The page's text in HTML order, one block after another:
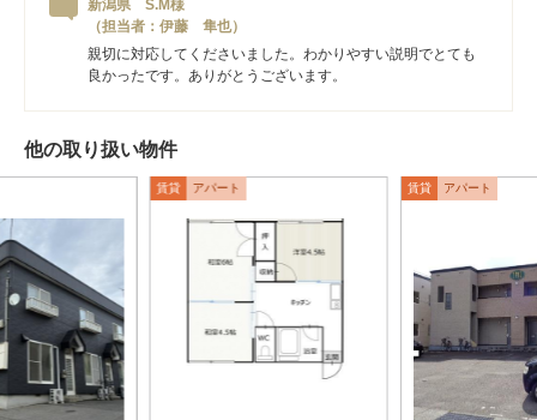
新潟県 S.M様
（担当者：伊藤 隼也）
親切に対応してくださいました。わかりやすい説明でとても
良かったです。ありがとうございます。
他の取り扱い物件
賃貸 アパート 賃貸 アパート